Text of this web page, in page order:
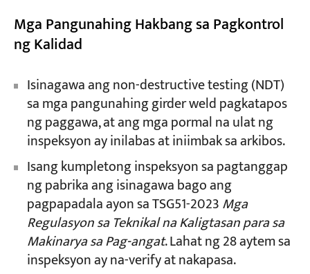
Mga Pangunahing Hakbang sa Pagkontrol
ng Kalidad
Isinagawa ang non-destructive testing (NDT)
sa mga pangunahing girder weld pagkatapos
ng paggawa, at ang mga pormal na ulat ng
inspeksyon ay inilabas at iniimbak sa arkibos.
Isang kumpletong inspeksyon sa pagtanggap
ng pabrika ang isinagawa bago ang
pagpapadala ayon sa TSG51-2023Mga
Regulasyon sa Teknikal na Kaligtasan para sa
Makinarya sa Pag-angat. Lahat ng 28 aytem sa
inspeksyon ay na-verify at nakapasa.